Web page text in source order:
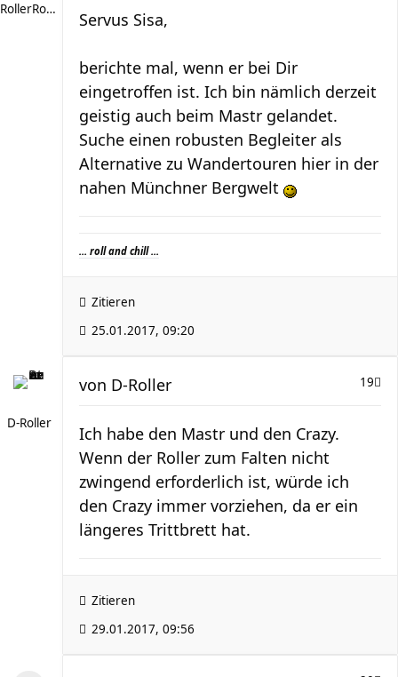
RollerRobby Servus Sisa,
berichte mal, wenn er bei Dir
eingetroffen ist. Ich bin nämlich derzeit
geistig auch beim Mastr gelandet.
Suche einen robusten Begleiter als
Alternative zu Wandertouren hier in der
nahen Münchner Bergwelt
... roll and chill ...
Zitieren
25.01.2017, 09:20
D-Roller
19
von D-Roller
Ich habe den Mastr und den Crazy.
Wenn der Roller zum Falten nicht
zwingend erforderlich ist, würde ich
den Crazy immer vorziehen, da er ein
längeres Trittbrett hat.
Zitieren
29.01.2017, 09:56